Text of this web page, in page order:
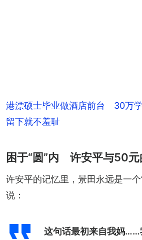
港漂硕士毕业做酒店前台 30万
留下就不羞耻
困于“圆”内 许安平与50元
许安平的记忆里，景田永远是一
说：
这句话最初来自我妈……